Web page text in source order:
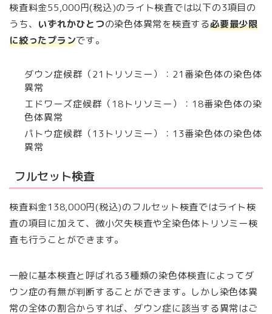
検査料金55,000円(税込)のライト検査では以下の3項目の
うち、 いずれかひとつの染色体異常を検査する必要最少限
に絞ったプランです。
ダウン症候群（21トリソミー）：21番染色体の染色体
異常
エドワーズ症候群（18トリソミー）：18番染色体の染
色体異常
パトウ症候群（13トリソミー）：13番染色体の染色体
異常
フルセット検査
検査料金138,000円(税込)のフルセット検査ではライト検
査の項目に加えて、微小欠失検査や全染⾊体トリソミー検
査も行うことができます。
一般に基本検査と呼ばれる3種類の染色体検査によってダ
ウン症の有無が判断することができます。しかし染色体異
常の全体の割合からすれば、ダウン症に該当する異常はご